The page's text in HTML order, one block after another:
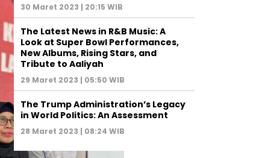
30 Maret 2023 | 20:15 WIB
The Latest News in R&B Music: A
Look at Super Bowl Performances,
New Albums, Rising Stars, and
Tribute to Aaliyah
29 Maret 2023 | 05:50 WIB
The Trump Administration’s Legacy
in World Politics: An Assessment
28 Maret 2023 | 08:24 WIB